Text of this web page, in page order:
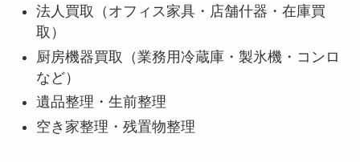
法人買取（オフィス家具・店舗什器・在庫買
取）
厨房機器買取（業務用冷蔵庫・製氷機・コンロ
など）
遺品整理・生前整理
空き家整理・残置物整理